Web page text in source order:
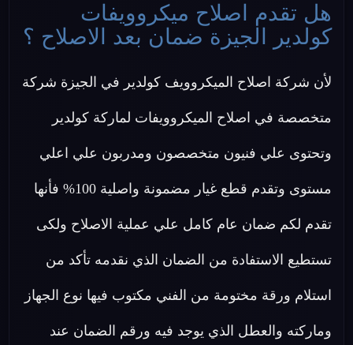
هل تقدم اصلاح ميكروويفات
كولدير الجيزة ضمان بعد الاصلاح ؟
لأن شركة اصلاح الميكروويف كولدير في الجيزة شركة
متخصصة في اصلاح الميكروويفات لماركة كولدير
وتحتوى علي فنيون متخصصون ومدربون علي اعلي
مستوى وتقدم قطع غيار مضمونة واصلية 100% فأنها
تقدم لكم ضمان عام كامل علي عملية الاصلاح ولكى
تستطيع الاستفادة من الضمان الذي نقدمه تأكد من
استلام ورقة مختومة من الفني مكتوب فيها نوع الجهاز
وماركته والعطل الذي يوجد فيه ورقم الضمان عند